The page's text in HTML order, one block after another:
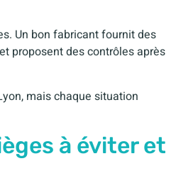
Un bon fabricant fournit des
proposent des contrôles après
mais chaque situation
à éviter et